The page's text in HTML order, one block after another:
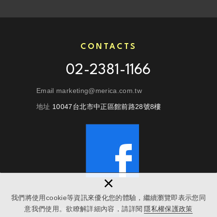
我們將使用cookie等資訊來優化您的體驗，繼續瀏覽即表示您同
意我們使用。欲瞭解詳細內容，請詳閱 隱私權保護政策
×
CONTACTS
02-2381-1166
Email marketing@merica.com.tw
地址 10047台北市中正區館前路28號8樓
© 2026 美加文教 | 隱私權保護政策 | 網頁設計：新視野